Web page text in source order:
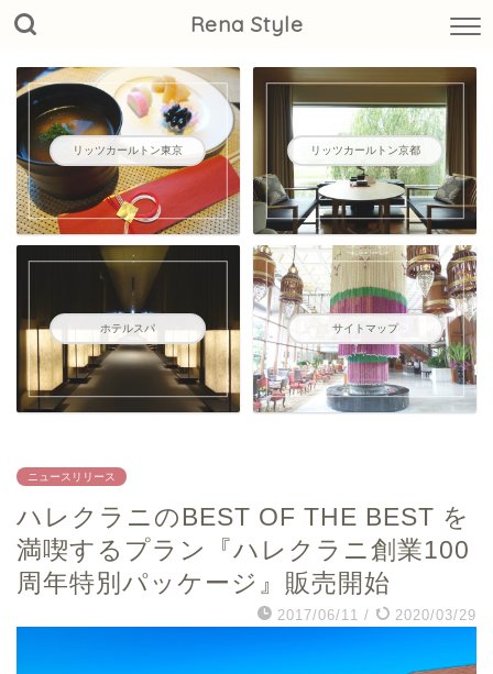
Rena Style
リッツカールトン東京 リッツカールトン京都
ホテルスパ サイトマップ
ニュースリリース
ハレクラニのBEST OF THE BEST を
満喫するプラン『ハレクラニ創業100
周年特別パッケージ』販売開始
2017/06/11 / 2020/03/29